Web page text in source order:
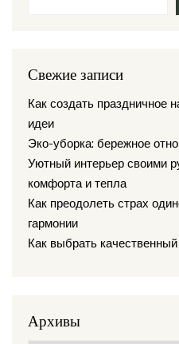
Свежие записи
Как создать праздничное
идеи
Эко-уборка: бережное
Уютный интерьер своими
комфорта и тепла
Как преодолеть страх
гармонии
Как выбрать
Архивы